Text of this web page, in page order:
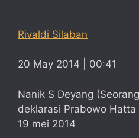
Rivaldi Silaban
20 May 2014 | 00:41
Nanik S Deyang
deklarasi Prabowo
19 mei 2014